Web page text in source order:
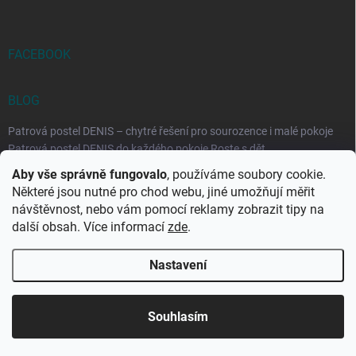
Aby vše správně fungovalo, používáme soubory cookie.
Některé jsou nutné pro chod webu, jiné umožňují měřit
návštěvnost, nebo vám pomocí reklamy zobrazit tipy na
další obsah. Více informací zde.
Nastavení
Souhlasím
FACEBOOK
BLOG
Patrová postel DENIS – chytré řešení pro sourozence i malé pokoje
Patrová postel DENIS do každého pokoje Roste s dět...
Rozkládací postele RELAX – ideální řešení pro malé prostory i
každodenní spaní
Rozkládací postel, která se přizpůsobí vašemu živo...
Copyright 2026DK-obchod.cz. Všechna práva vyhrazena.Upravit
nastavení cookies